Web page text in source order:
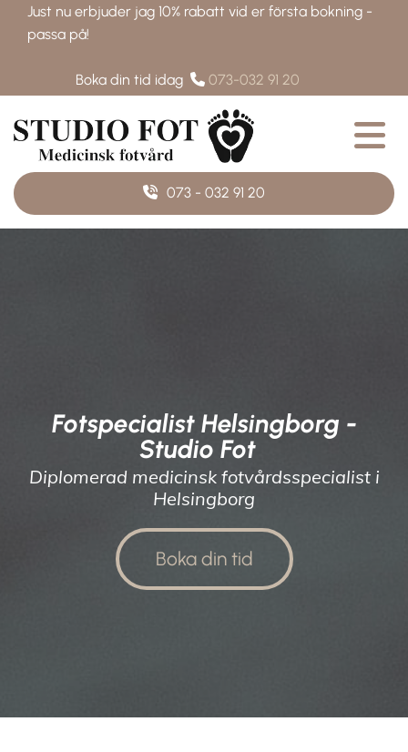
Just nu erbjuder jag 10% rabatt vid er första bokning -
passa på!
Boka din tid idag  073-032 91 20
073 - 032 91 20
Fotspecialist Helsingborg -
Studio Fot
Diplomerad medicinsk fotvårdsspecialist i
Helsingborg
Boka din tid